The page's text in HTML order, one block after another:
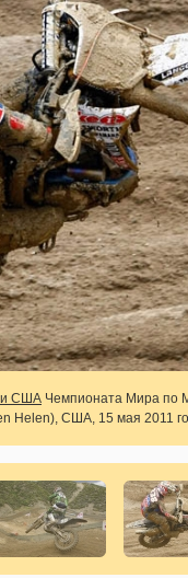
США Чемпионата Мира по
Helen), США, 15 мая 2011